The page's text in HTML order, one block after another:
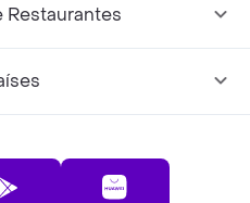
Restaurantes